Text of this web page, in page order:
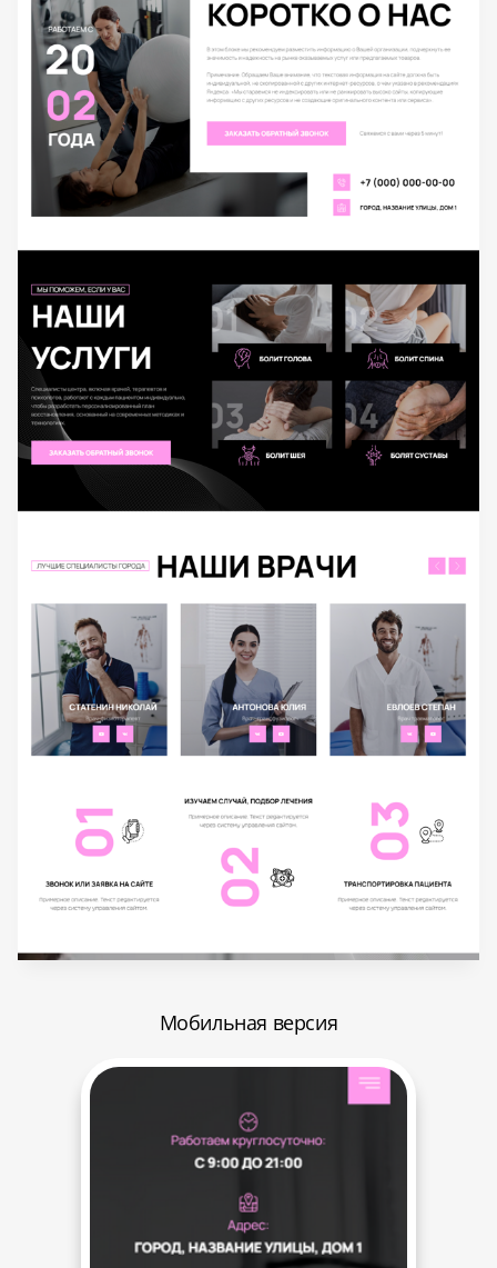
Мобильная версия